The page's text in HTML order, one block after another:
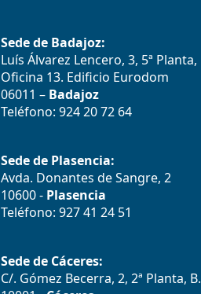
Sede de Badajoz:
Luís Álvarez Lencero, 3, 5ª Planta,
Oficina 13. Edificio Eurodom
06011 – Badajoz
Teléfono: 924 20 72 64
Sede de Plasencia:
Avda. Donantes de Sangre, 2
10600 -Plasencia
Teléfono: 927 41 24 51
Sede de Cáceres:
C/. Gómez Becerra, 2, 2ª Planta, B.